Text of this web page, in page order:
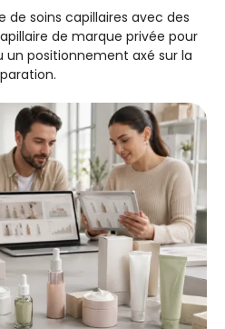
de soins capillaires avec des
de marque privée pour
un positionnement axé sur la